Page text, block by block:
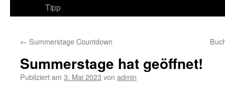
Tipp
← Summerstage Countdown
Summerstage hat geöffnet!
Publiziert am 3. Mai 2023 von admin